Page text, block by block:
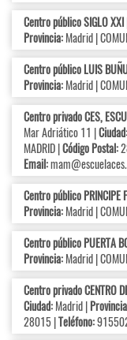
Centro público SIGLO XXI
Provincia:Madrid |
Centro público LUIS
Provincia:Madrid |
Centro privado CES,
Mar Adriático 11 |Ciudad:
MADRID |Código Postal:
Email:
Centro público PRINCIPE
Provincia:Madrid |
Centro público PUERTA
Provincia:Madrid |
Centro privado CENTRO
Ciudad:Madrid |
28015 |Teléfono: